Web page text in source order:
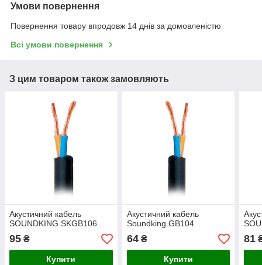
Умови повернення
Повернення товару впродовж 14 днів за домовленістю
Всі умови повернення
З цим товаром також замовляють
Акустичний кабель
SOUNDKING SKGB106
95 ₴
Купити
Акустичний кабель
Soundking GB104
64₴
Купити
81